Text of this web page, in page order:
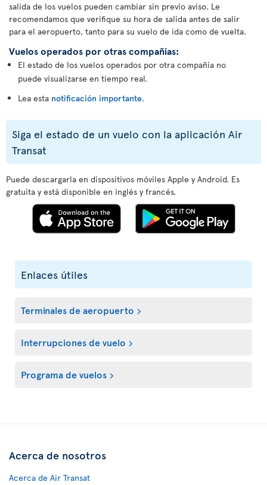
salida de los vuelos pueden cambiar sin previo aviso. Le
recomendamos que verifique su hora de salida antes de salir
para el aeropuerto, tanto para su vuelo de ida como de vuelta.
Vuelos operados por otras compañías:
El estado de los vuelos operados por otra compañía no
puede visualizarse en tiempo real.
Lea esta notificación importante.
Siga el estado de un vuelo con la aplicación Air
Transat
Puede descargarla en dispositivos móviles Apple y Android. Es
gratuita y está disponible en inglés y francés.
Enlaces útiles
Terminales de aeropuerto
Interrupciones de vuelo
Programa de vuelos
Acerca de nosotros
Acerca de Air Transat